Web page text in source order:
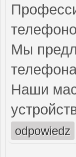
Мы
Наши
odpowiedz